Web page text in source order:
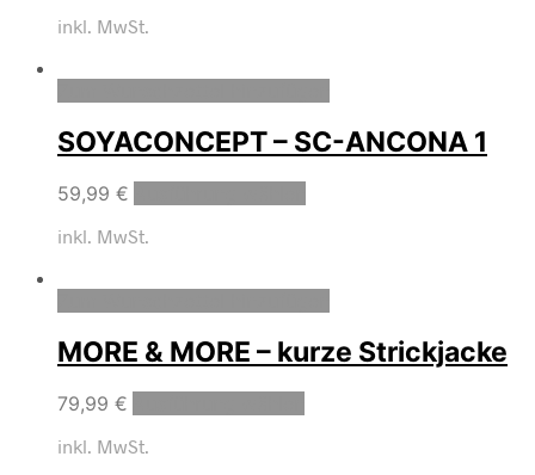
inkl. MwSt.
SOYACONCEPT – SC-ANCONA 1
59,99 €
inkl. MwSt.
MORE & MORE – kurze Strickjacke
79,99 €
inkl. MwSt.